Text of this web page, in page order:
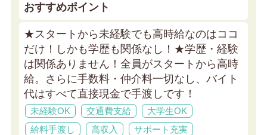
おすすめポイント
★スタートから未経験でも高時給なのはココ
だけ！しかも学歴も関係なし！★学歴・経験
は関係ありません！全員がスタートから高時
給。さらに手数料・仲介料一切なし、バイト
代はすべて直接現金で手渡しです！
未経験OK 交通費支給
大学生OK
給料手渡し
高収入
サポート充実